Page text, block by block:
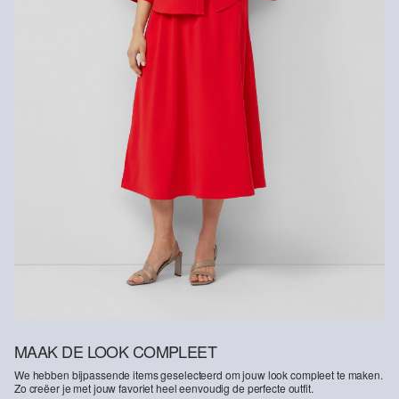
MAAK DE LOOK COMPLEET
We hebben bijpassende items geselecteerd om jouw look compleet te maken.
Zo creëer je met jouw favoriet heel eenvoudig de perfecte outfit.